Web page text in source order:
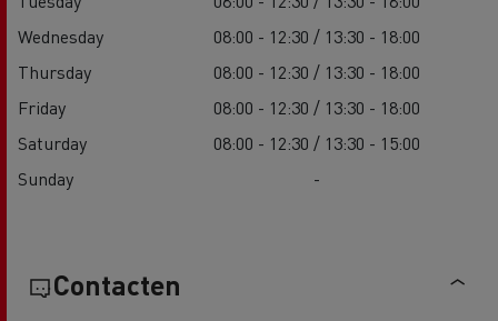
Wednesday
08:00 - 12:30 / 13:30 - 18:00
Thursday
08:00 - 12:30 / 13:30 - 18:00
Friday
08:00 - 12:30 / 13:30 - 18:00
Saturday
08:00 - 12:30 / 13:30 - 15:00
Sunday
-
Contacten